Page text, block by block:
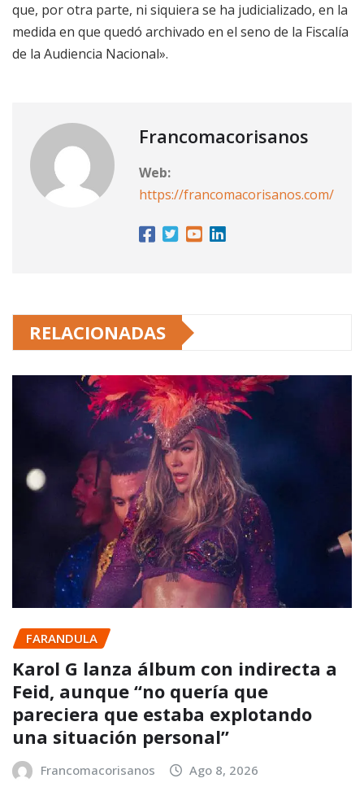
que, por otra parte, ni siquiera se ha judicializado, en la
medida en que quedó archivado en el seno de la Fiscalía
de la Audiencia Nacional».
Francomacorisanos
Web:
https://francomacorisanos.com/
RELACIONADAS
FARANDULA
Karol G lanza álbum con indirecta a
Feid, aunque “no quería que
pareciera que estaba explotando
una situación personal”
Francomacorisanos Ago 8, 2026